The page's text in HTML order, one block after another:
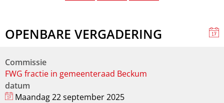
OPENBARE VERGADERING
Commissie
FWG fractie in gemeenteraad Beckum
datum
Maandag 22 september 2025